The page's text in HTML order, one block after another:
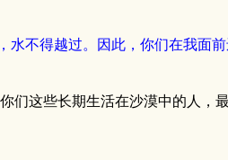
水不得越过。因此，你们在我面
这些长期生活在沙漠中的人，